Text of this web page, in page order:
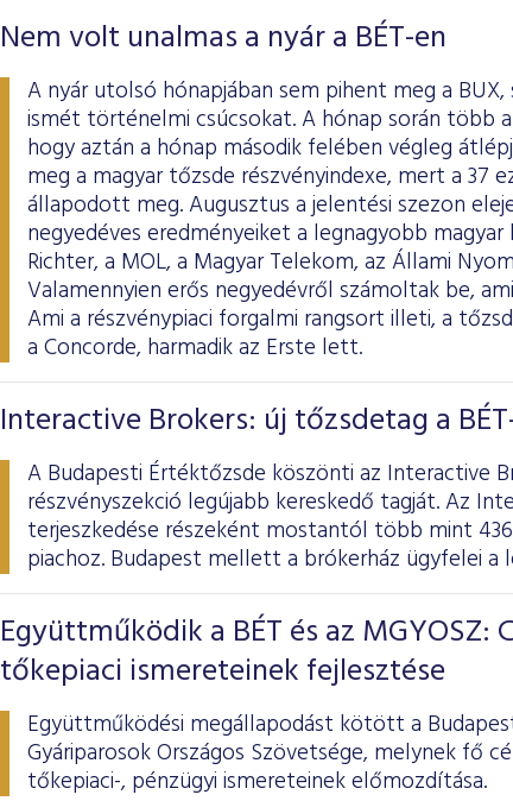
Nem volt unalmas a nyár a BÉT-en
A nyár utolsó hónapjában sem pihent meg a
ismét történelmi csúcsokat. A hónap során több
hogy aztán a hónap második felében végleg
meg a magyar tőzsde részvényindexe, mert a 37
állapodott meg. Augusztus a jelentési szezon
negyedéves eredményeiket a legnagyobb
Richter, a MOL, a Magyar Telekom, az Állami
Valamennyien erős negyedévről számoltak be,
Ami a részvénypiaci forgalmi rangsort illeti, a
a Concorde, harmadik az Erste lett.
Interactive Brokers: új tőzsdetag a
A Budapesti Értéktőzsde köszönti az Interactive
részvényszekció legújabb kereskedő tagját. Az
terjeszkedése részeként mostantól több mint
piachoz. Budapest mellett a brókerház ügyfelei
Együttműködik a BÉT és az MGYOSZ:
tőkepiaci ismereteinek fejlesztése
Együttműködési megállapodást kötött a
Gyáriparosok Országos Szövetsége, melynek fő
tőkepiaci-, pénzügyi ismereteinek előmozdítása.